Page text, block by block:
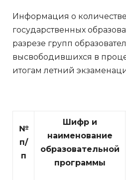
Информация о
государственных
разрезе групп
высвободившихся в
итогам летний
№
п/
п
Шифр и
наименование
образовательной
программы